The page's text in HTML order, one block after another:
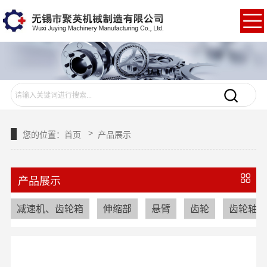
您的位置： 首页 > 产品展示
产品展示
减速机、齿轮箱 伸缩部 悬臂 齿轮 齿轮轴